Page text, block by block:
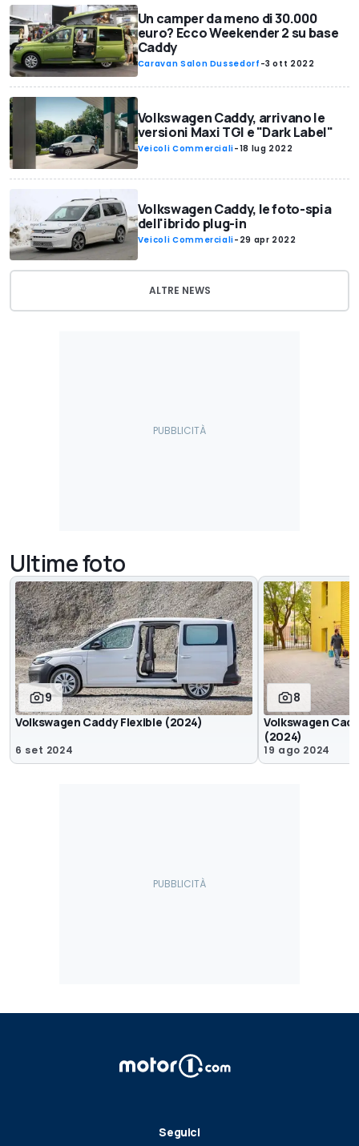
Un camper da meno di 30.000
euro? Ecco Weekender 2 su base
Caddy
Caravan Salon Dussedorf -3 ott 2022
Volkswagen Caddy, arrivano le
versioni Maxi TGI e "Dark Label"
Veicoli Commerciali-18 lug 2022
Volkswagen Caddy, le foto-spia
dell'ibrido plug-in
Veicoli Commerciali- 29 apr 2022
ALTRE NEWS
Ultime foto
9
Volkswagen Caddy Flexible (2024)
6 set 2024
8
Volkswagen
(2024)
19 ago 2024
Seguici